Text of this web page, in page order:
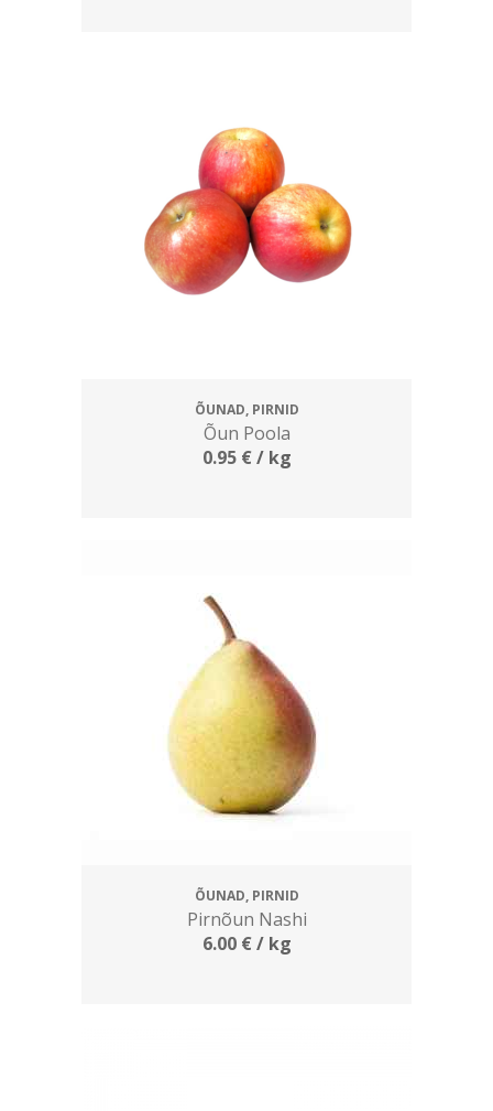
ÕUNAD, PIRNID
Õun Poola
0.95 €/ kg
ÕUNAD, PIRNID
Pirnõun Nashi
6.00 €/ kg